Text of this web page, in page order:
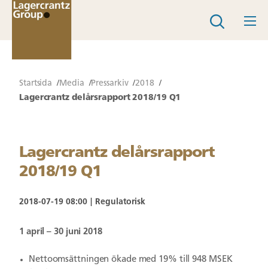
Startsida Media Pressarkiv
2018
Lagercrantz delårsrapport 2018/19 Q1
Lagercrantz delårsrapport
2018/19 Q1
2018-07-19 08:00 Regulatorisk
1 april – 30 juni 2018
Nettoomsättningen ökade med 19% till 948 MSEK